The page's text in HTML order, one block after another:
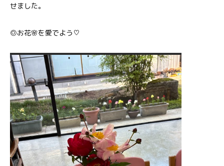
せました。
◎お花🌸を愛でよう♡